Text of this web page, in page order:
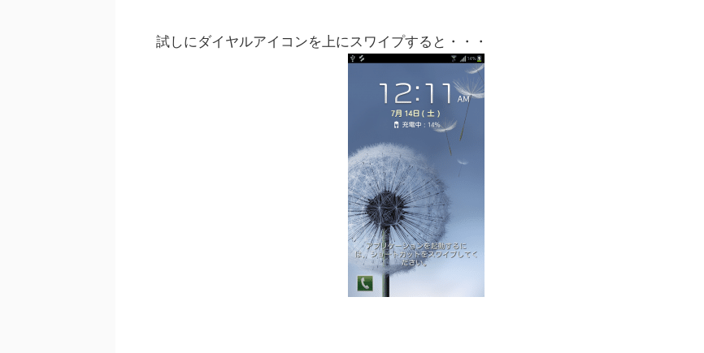
試しにダイヤルアイコンを上にスワイプすると・・・